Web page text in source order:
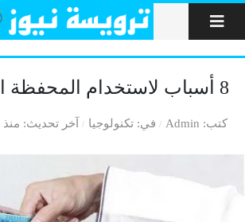
التخطي إلى المحتوى
8 أسباب لاستخدام المحفظة الرقمية ‏
كتب Admin في تكنولوجيا آخر تحديث منذ 6 سنوات